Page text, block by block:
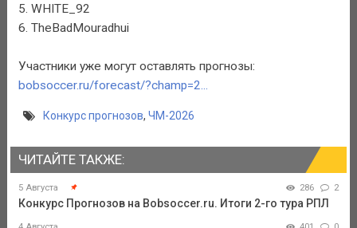
5. WHITE_92
6. TheBadMouradhui
Участники уже могут оставлять прогнозы:
bobsoccer.ru/forecast/?champ=2...
Конкурс прогнозов, ЧМ-2026
ЧИТАЙТЕ ТАКЖЕ:
5 Августа 286 2
Конкурс Прогнозов на Bobsoccer.ru. Итоги 2-го тура РПЛ